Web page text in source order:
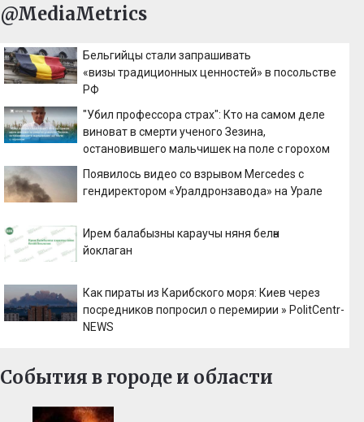
@MediaMetrics
Бельгийцы стали запрашивать
«визы традиционных ценностей» в посольстве
РФ
"Убил профессора страх": Кто на самом деле
виноват в смерти ученого Зезина,
остановившего мальчишек на поле с горохом
Появилось видео со взрывом Mercedes с
гендиректором «Уралдронзавода» на Урале
Ирем балабызны караучы няня белән
йоклаган
Как пираты из Карибского моря: Киев через
посредников попросил о перемирии » PolitCentr-
NEWS
События в городе и области